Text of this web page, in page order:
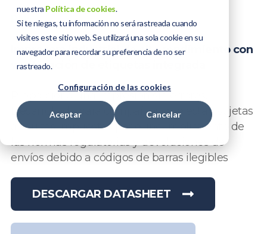
nuestra Política de cookies.
Si te niegas, tu información no será rastreada cuando
visites este sitio web. Se utilizará una sola cookie en su
navegador para recordar su preferencia de no ser
rastreado.
Configuración de las cookies
Aceptar Cancelar
PN:
Impresora industrial de alto rendimiento con
verifi cación de etiquetas integrada
Proporciona una impresión sin errores.
Desarrollada para compañías que están sujetas
a multas impuestas por el incumplimiento de
las normas regulatorias y devoluciones de
envíos debido a códigos de barras ilegibles
DESCARGAR DATASHEET